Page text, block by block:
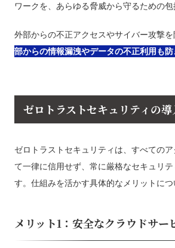
ワークを、あらゆる脅威から守るための包
外部からの不正アクセスやサイバー攻撃を
部からの情報漏洩やデータの不正利用も
ゼロトラストセキュリティの導
ゼロトラストセキュリティは、すべての
て一律に信用せず、常に厳格なセキュリ
す。仕組みを活かす具体的なメリットにつ
メリット1：安全なクラウドサー